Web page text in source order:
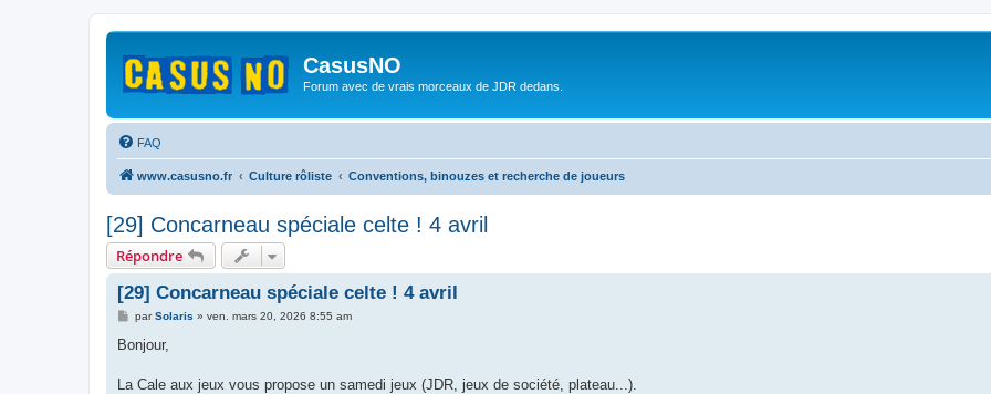
CasusNO
Forum avec de vrais morceaux de JDR dedans.
FAQ
www.casusno.fr Culture rôliste Conventions, binouzes et recherche de joueurs
[29] Concarneau spéciale celte ! 4 avril
Répondre
[29] Concarneau spéciale celte ! 4 avril
M
s
g
parSolaris » ven. mars 20, 2026 8:55 am
Bonjour,
La Cale aux jeux vous propose un samedi jeux (JDR, jeux de société, plateau...).